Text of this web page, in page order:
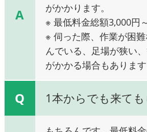
A
がかかります。
※ 最低料金総額3,000円
※ 伺った際、作業が困
んでいる、足場が狭い
がかかる場合もあります
Q 1本からでも来て